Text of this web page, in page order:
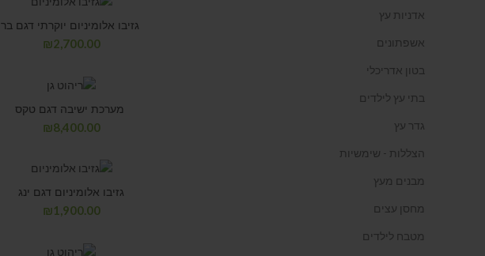
אדניות עץ
אשפתונים
בטון אדריכלי
בתי עץ לילדים
גדר עץ
הצללות - שימשיות
מבנים מעץ
מחסן עצים
מטבח לילדים
גזיבו אלומיניום יוקרתי דגם בר
₪2,700.00
מערכת ישיבה דגם טקס
₪8,400.00
גזיבו אלומיניום דגם ינג
₪1,900.00